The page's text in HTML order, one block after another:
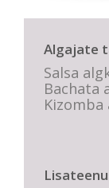
Algajate
Salsa
Bachata
Kizomba